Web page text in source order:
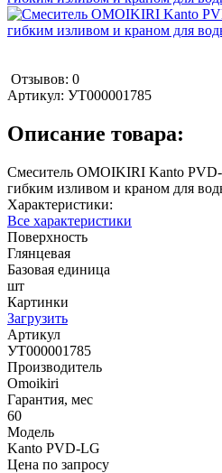
Отзывов: 0
Артикул: УТ000001785
Описание товара:
Смеситель OMOIKIRI Kanto
гибким изливом и краном для
Характеристики:
Все характеристики
Поверхность
Глянцевая
Базовая единица
шт
Картинки
Загрузить
Артикул
УТ000001785
Производитель
Omoikiri
Гарантия, мес
60
Модель
Kanto PVD-LG
Цена по запросу